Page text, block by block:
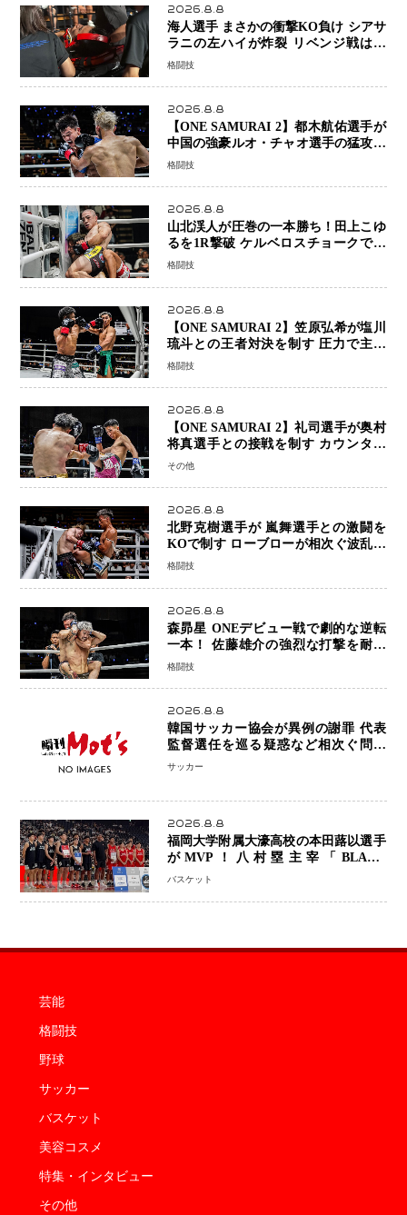
2026.8.8
海人選手 まさかの衝撃KO負け シアサ
ラニの左ハイが炸裂 リベンジ戦は一
瞬で決着
格闘技
2026.8.8
【ONE SAMURAI 2】都木航佑選手が
中国の強豪ルオ・チャオ選手の猛攻を
受けながらも的確な攻撃で応戦 最後
格闘技
2026.8.8
山北渓人が圧巻の一本勝ち！田上こゆ
るを1R撃破 ケルベロスチョークで存
在感を示す
格闘技
2026.8.8
【ONE SAMURAI 2】笠原弘希が塩川
琉斗との王者対決を制す 圧力で主導
権を握り判定勝利
格闘技
2026.8.8
【ONE SAMURAI 2】礼司選手が奥村
将真選手との接戦を制す カウンター
と正確な打撃で判定勝利
その他
2026.8.8
北野克樹選手が 嵐舞選手との激闘を
KOで制す ローブローが相次ぐ波乱の
展開…涙の勝利「生まれてくる娘のた
格闘技
2026.8.8
森昴星 ONEデビュー戦で劇的な逆転
一本！ 佐藤雄介の強烈な打撃を耐え
抜き、リアネイキッドチョークで勝利
格闘技
2026.8.8
韓国サッカー協会が異例の謝罪 代表
監督選任を巡る疑惑など相次ぐ問題
「組織の刷新」誓う
サッカー
2026.8.8
福岡大学附属大濠高校の本田蕗以選手
がMVP！八村塁主宰「BLACK
SAMURAI SUMMIT 2026」で存在
なった」
バスケット
芸能
格闘技
野球
サッカー
バスケット
美容コスメ
特集・インタビュー
その他